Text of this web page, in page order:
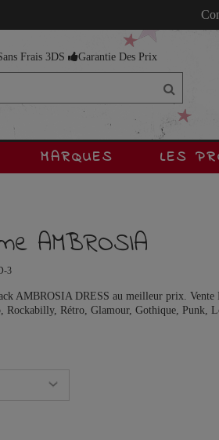
Frais 3DS Garantie Des Prix
MARQUES LES
AMBROSIA
3
AMBROSIA DRESS au meilleur prix. Vente
Rockabilly, Rétro, Glamour, Gothique, Punk,